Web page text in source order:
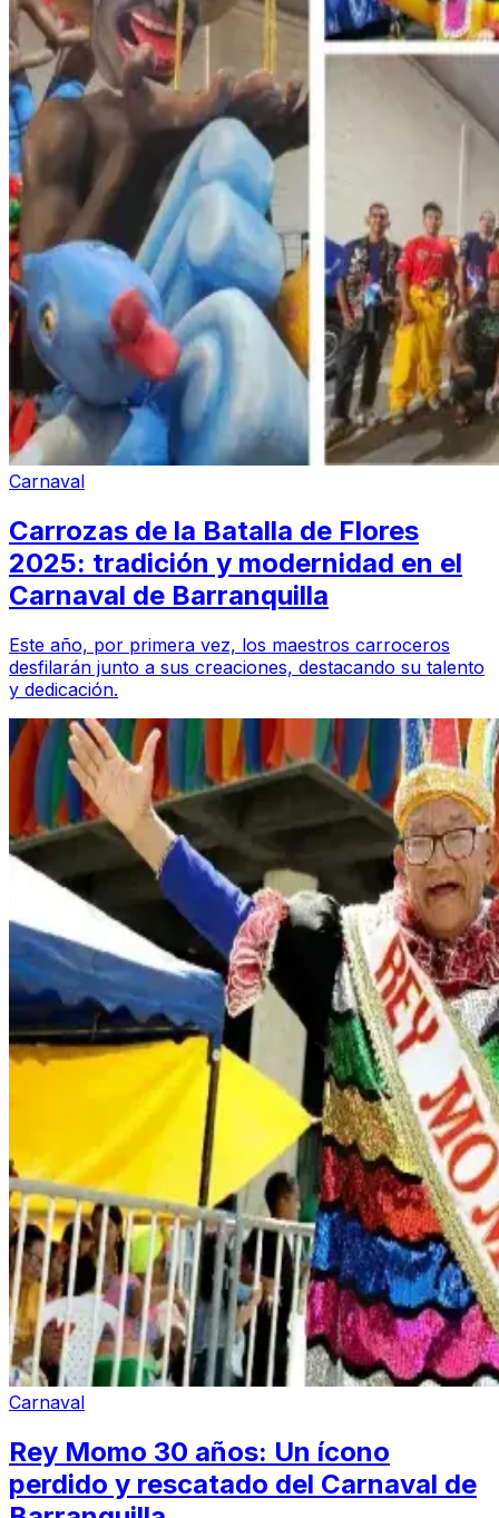
Carnaval
Carrozas de la Batalla de Flores
2025: tradición y modernidad en el
Carnaval de Barranquilla
Este año, por primera vez, los maestros carroceros
desfilarán junto a sus creaciones, destacando su talento
y dedicación.
Carnaval
Rey Momo 30 años: Un ícono
perdido y rescatado del Carnaval de